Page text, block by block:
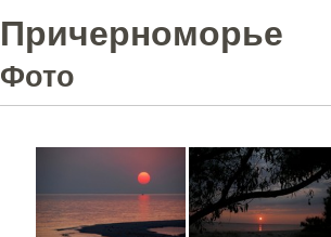
Причерноморье
Фото